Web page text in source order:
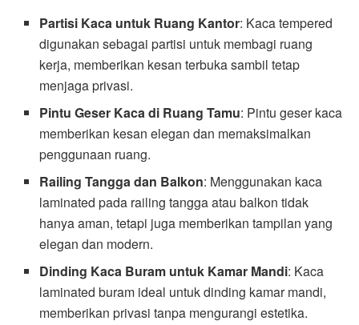
Partisi Kaca untuk Ruang Kantor: Kaca tempered
digunakan sebagai partisi untuk membagi ruang
kerja, memberikan kesan terbuka sambil tetap
menjaga privasi.
Pintu Geser Kaca di Ruang Tamu: Pintu geser kaca
memberikan kesan elegan dan memaksimalkan
penggunaan ruang.
Railing Tangga dan Balkon: Menggunakan kaca
laminated pada railing tangga atau balkon tidak
hanya aman, tetapi juga memberikan tampilan yang
elegan dan modern.
Dinding Kaca Buram untuk Kamar Mandi: Kaca
laminated buram ideal untuk dinding kamar mandi,
memberikan privasi tanpa mengurangi estetika.